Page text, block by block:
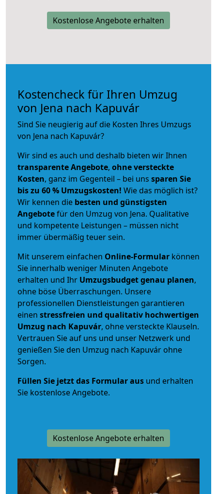
Kostenlose Angebote erhalten
Kostencheck für Ihren Umzug
von Jena nach Kapuvár
Sind Sie neugierig auf die Kosten Ihres Umzugs
von Jena nach Kapuvár?
Wir sind es auch und deshalb bieten wir Ihnen
transparente Angebote, ohne versteckte
Kosten, ganz im Gegenteil – bei uns sparen Sie
bis zu 60 % Umzugskosten! Wie das möglich ist?
Wir kennen die besten und günstigsten
Angebotefür den Umzug von Jena. Qualitative
und kompetente Leistungen – müssen nicht
immer übermäßig teuer sein.
Mit unserem einfachen Online-Formular können
Sie innerhalb weniger Minuten Angebote
erhalten und Ihr Umzugsbudgetgenau planen,
ohne böse Überraschungen. Unsere
professionellen Dienstleistungen garantieren
einen stressfreien und qualitativ hochwertigen
Umzug nach Kapuvár, ohne versteckte Klauseln.
Vertrauen Sie auf uns und unser Netzwerk und
genießen Sie den Umzug nach Kapuvár ohne
Sorgen.
Füllen Sie jetzt das Formular aus und erhalten
Sie kostenlose Angebote.
Kostenlose Angebote erhalten